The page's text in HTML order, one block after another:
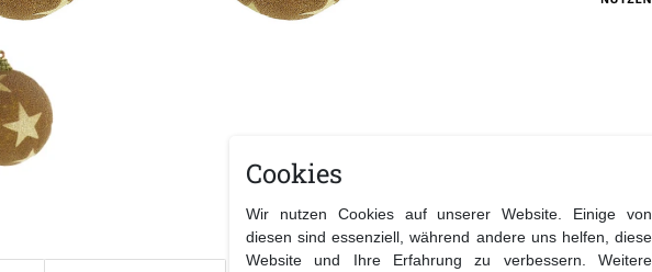
Cookies
Wir nutzen Cookies auf unserer Website. Einige von
diesen sind essenziell, während andere uns helfen, diese
Website und Ihre Erfahrung zu verbessern. Weitere